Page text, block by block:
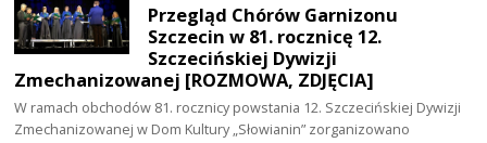
Przegląd Chórów Garnizonu
Szczecin w 81. rocznicę 12.
Szczecińskiej Dywizji
Zmechanizowanej [ROZMOWA, ZDJĘCIA]
W ramach obchodów 81. rocznicy powstania 12. Szczecińskiej Dywizji
Zmechanizowanej w Dom Kultury „Słowianin” zorganizowano